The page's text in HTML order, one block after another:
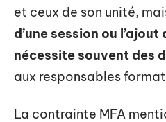
et ceux de son unité,
d’une session ou
nécessite souvent des
aux responsables
La contrainte MFA